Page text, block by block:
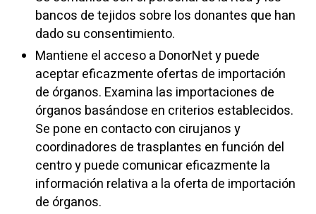
bancos de tejidos sobre los donantes que han
dado su consentimiento.
Mantiene el acceso a DonorNet y puede
aceptar eficazmente ofertas de importación
de órganos. Examina las importaciones de
órganos basándose en criterios establecidos.
Se pone en contacto con cirujanos y
coordinadores de trasplantes en función del
centro y puede comunicar eficazmente la
información relativa a la oferta de importación
de órganos.